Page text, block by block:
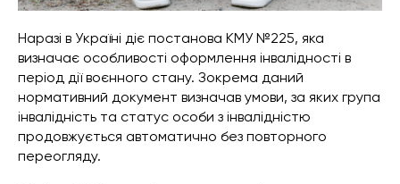
Наразі в Україні діє постанова КМУ №225, яка
визначає особливості оформлення інвалідності в
період дії воєнного стану. Зокрема даний
нормативний документ визначав умови, за яких група
інвалідність та статус особи з інвалідністю
продовжується автоматично без повторного
переогляду.